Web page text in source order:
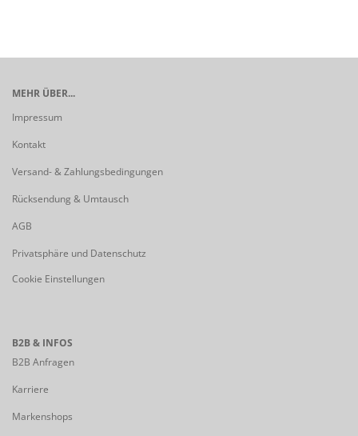
MEHR ÜBER...
Impressum
Kontakt
Versand- & Zahlungsbedingungen
Rücksendung & Umtausch
AGB
Privatsphäre und Datenschutz
Cookie Einstellungen
B2B & INFOS
B2B Anfragen
Karriere
Markenshops